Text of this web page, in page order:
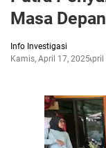
Masa
Info Investigasi
Kamis, April 17, 2025April